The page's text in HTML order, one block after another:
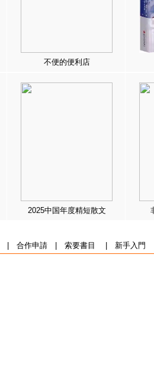
不便的便利店
2025中国年度精短散文
合作申請| 索要書目 新手入門